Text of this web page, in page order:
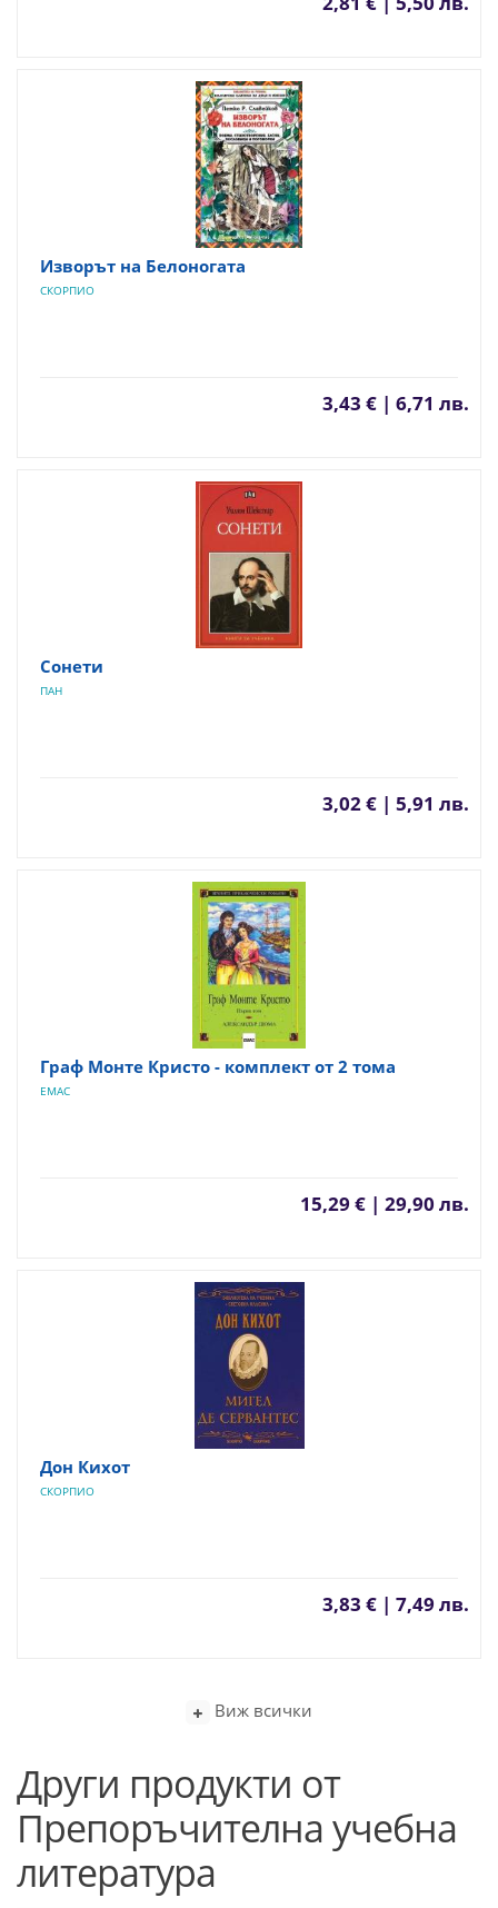
Изворът на Белоногата
СКОРПИО
3,43 € | 6,71 лв.
Сонети
ПАН
3,02 € | 5,91 лв.
Граф Монте Кристо - комплект от 2 тома
ЕМАС
15,29 € | 29,90 лв.
Дон Кихот
СКОРПИО
3,83 € | 7,49 лв.
Виж всички
Други продукти от
Препоръчителна учебна
литература